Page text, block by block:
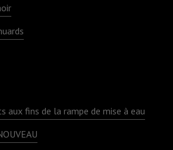
aux fins de la rampe de mise à eau